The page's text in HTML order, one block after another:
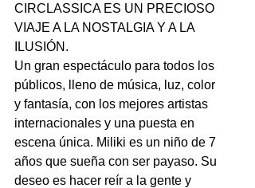
CIRCLASSICA ES UN PRECIOSO
VIAJE A LA NOSTALGIA Y A LA
ILUSIÓN.
Un gran espectáculo para todos los
públicos, lleno de música, luz, color
y fantasía, con los mejores artistas
internacionales y una puesta en
escena única. Miliki es un niño de 7
años que sueña con ser payaso. Su
deseo es hacer reír a la gente y